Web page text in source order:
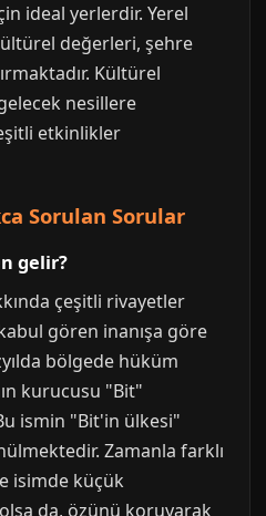
ideal yerlerdir. Yerel
değerleri, şehre
Kültürel
nesillere
etkinlikler
Sorulan Sorular
gelir?
çeşitli rivayetler
gören inanışa göre
bölgede hüküm
kurucusu "Bit"
ismin "Bit'in ülkesi"
Zamanla farklı
isimde küçük
da, özünü koruyarak